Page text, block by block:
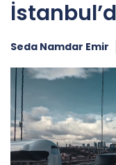
Seda Namdar Emir